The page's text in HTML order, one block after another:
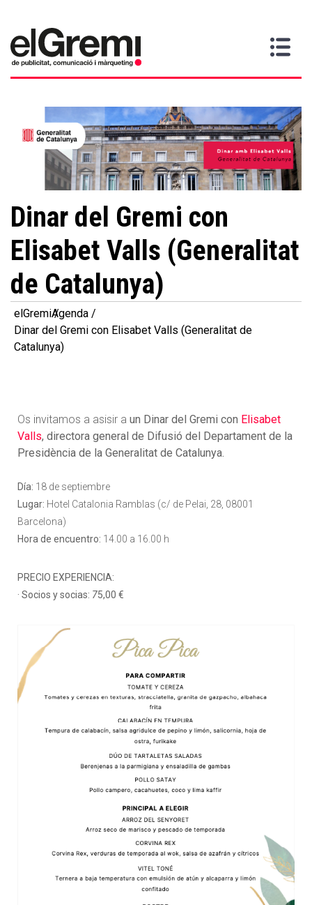
Inicio
Gremi Servicios
>
Contacta
Dinar del Gremi con
Elisabet Valls (Generalitat
de Catalunya)
elGremiAgenda
Dinar del Gremi con Elisabet Valls (Generalitat de
Catalunya)
Os invitamos a asisir a un Dinar del Gremi con Elisabet
Valls, directora general de Difusió del Departament de la
Presidència de la Generalitat de Catalunya.
Día: 18 de septiembre
Lugar: Hotel Catalonia Ramblas (c/ de Pelai, 28, 08001
Barcelona)
Hora de encuentro: 14.00 a 16.00 h
PRECIO EXPERIENCIA:
· Socios y socias: 75,00 €